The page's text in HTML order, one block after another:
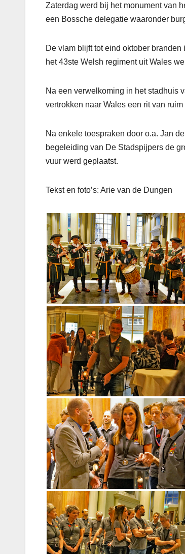
Zaterdag werd bij het monument van
een Bossche delegatie waaronder
De vlam blijft tot eind oktober
het 43ste Welsh regiment uit Wales
Na een verwelkoming in het stadhuis
vertrokken naar Wales een rit van
Na enkele toespraken door o.a. Jan
begeleiding van De Stadspijpers de
vuur werd geplaatst.
Tekst en foto’s: Arie van de Dungen